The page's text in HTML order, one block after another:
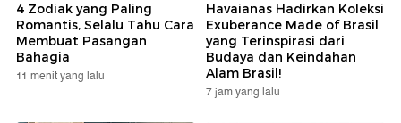
4 Zodiak yang Paling
Romantis, Selalu Tahu Cara
Membuat Pasangan
Bahagia
11 menit yang lalu
Havaianas Hadirkan Koleksi
Exuberance Made of Brasil
yang Terinspirasi dari
Budaya dan Keindahan
Alam Brasil!
7 jam yang lalu